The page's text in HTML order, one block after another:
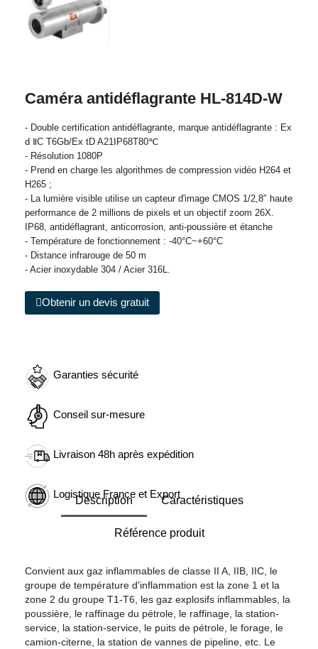
Caméra antidéflagrante HL-814D-W
- Double certification antidéflagrante, marque antidéflagrante : Ex
d ⅡC T6Gb/Ex tD A21IP68T80℃
- Résolution 1080P
- Prend en charge les algorithmes de compression vidéo H264 et
H265 ;
- La lumière visible utilise un capteur d'image CMOS 1/2,8″ haute
performance de 2 millions de pixels et un objectif zoom 26X.
IP68, antidéflagrant, anticorrosion, anti-poussière et étanche
- Température de fonctionnement : -40°C~+60°C
- Distance infrarouge de 50 m
- Acier inoxydable 304 / Acier 316L.
Obtenir un devis gratuit
Garanties sécurité
Conseil sur-mesure
Livraison 48h après expédition
Logistique France et Export
Description Caractéristiques
Référence produit
Convient aux gaz inflammables de classe II A, IIB, IIC, le
groupe de température d'inflammation est la zone 1 et la
zone 2 du groupe T1-T6, les gaz explosifs inflammables, la
poussière, le raffinage du pétrole, le raffinage, la station-
service, la station-service, le puits de pétrole, le forage, le
camion-citerne, la station de vannes de pipeline, etc. Le